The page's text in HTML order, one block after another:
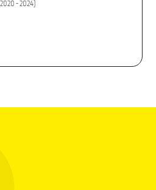
- 2024)